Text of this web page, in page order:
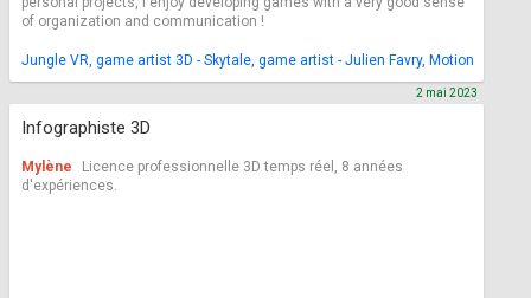
of organization and communication !
Jungle VR, game artist 3D - Skytale, game artist - Julien Favry, Motion
Infographiste 3D
2 mai 2023
Mylène
Licence professionnelle 3D temps réel, 8 années
d'expériences.